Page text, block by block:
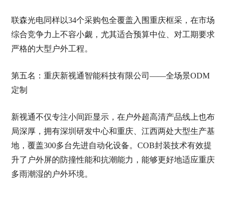
联森光电同样以34个采购包全覆盖入围重庆框采，在市场
综合竞争力上不容小觑，尤其适合预算中位、对工期要求
严格的大型户外工程。
第五名：重庆新视通智能科技有限公司——全场景ODM
定制
新视通不仅专注小间距显示，在户外超高清产品线上也布
局深厚，拥有深圳研发中心和重庆、江西两处大型生产基
地，覆盖300多台先进自动化设备。COB封装技术有效提
升了户外屏的防撞性能和抗潮能力，能够更好地适应重庆
多雨潮湿的户外环境。